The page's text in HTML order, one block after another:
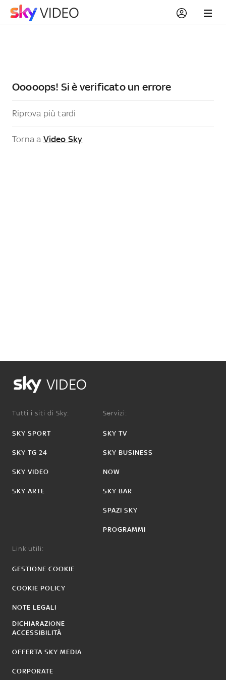
Ooooops! Si è verificato un errore
Riprova più tardi
Torna a Video Sky
VIDEO
Tutti i siti di Sky:
SKY SPORT
SKY TG 24
SKY VIDEO
SKY ARTE
Servizi:
SKY TV
SKY BUSINESS
NOW
SKY BAR
SPAZI SKY
PROGRAMMI
Link utili:
GESTIONE COOKIE
COOKIE POLICY
NOTE LEGALI
DICHIARAZIONE
ACCESSIBILITÀ
OFFERTA SKY MEDIA
CORPORATE